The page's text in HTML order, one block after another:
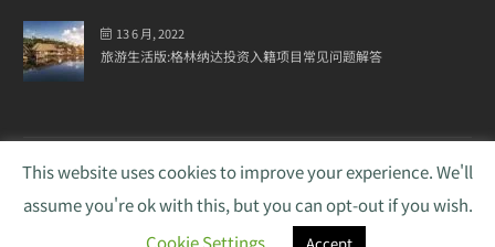
13 6 月, 2022
旅游生活版:格林纳达投资入籍项目常见问题解答
Copyright © 2026 Harvey Law Group
. All rights
reserved. WebSite byWebQuest
This website uses cookies to improve your experience. We'll
assume you're ok with this, but you can opt-out if you wish.
Cookie Settings